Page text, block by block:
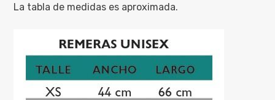
La tabla de medidas es aproximada.